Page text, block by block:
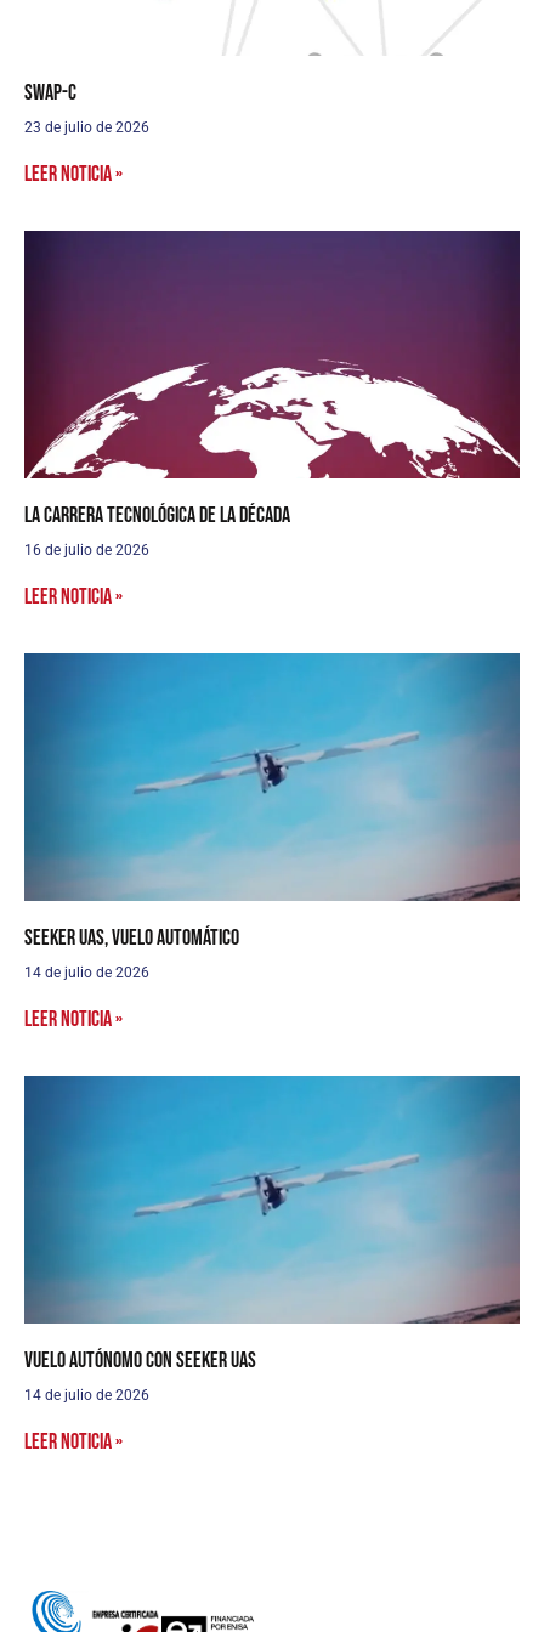
SWaP-C
23 de julio de 2026
Leer noticia »
La carrera tecnológica de la década
16 de julio de 2026
Leer noticia »
Seeker UAS, vuelo automático
14 de julio de 2026
Leer noticia »
Vuelo autónomo con Seeker UAS
14 de julio de 2026
Leer noticia »